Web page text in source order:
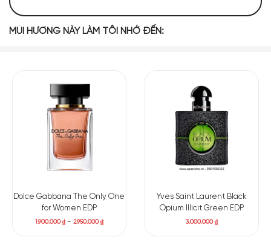
hoàn hảo cho phái đẹp
Set nước hoa YSL Black Opium EDP không chỉ là sản phẩm
Dù là món quà dành cho bản thân hay tặng cho người
phụ nữ bạn yêu thương, set nước hoa nữ Yves Saint Laurent
YSL Black Opium EDP chắc chắn sẽ làm hài lòng mọi tín đồ
yêu nước hoa.
MÙI HƯƠNG NÀY LÀM TÔI NHỚ ĐẾN:
Dolce Gabbana The Only One
for Women EDP
1.900.000₫– 2.950.000₫
Yves Saint Laurent Black
Opium Illicit Green EDP
3.000.000₫